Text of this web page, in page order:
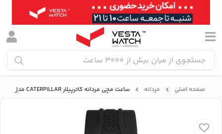
صفحه اصلی مردانه ساعت مچی مردانه کاترپیلار CATERPILLAR مدل CAT LQ.169.21.127